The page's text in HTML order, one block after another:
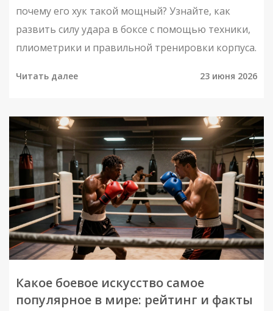
почему его хук такой мощный? Узнайте, как
развить силу удара в боксе с помощью техники,
плиометрики и правильной тренировки корпуса.
Читать далее 23 июня 2026
Какое боевое искусство самое
популярное в мире: рейтинг и факты